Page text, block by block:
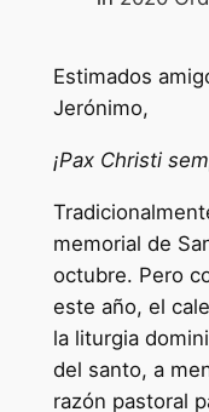
Estimados
Jerónimo,
¡Pax Christi
memorial de
octubre. Pero
este año, el
la liturgia
del santo, a
razón pastoral